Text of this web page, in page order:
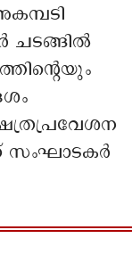
ചടങ്ങിൽ
സംഘാടകർ